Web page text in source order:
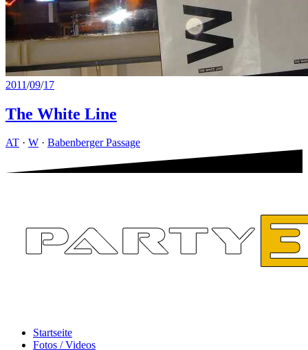
2011/09/17
The White Line
AT · W · Babenberger Passage
Startseite
Fotos / Videos